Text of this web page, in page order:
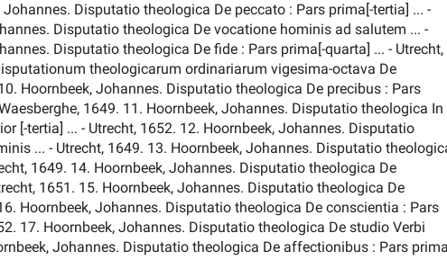
Disputatio theologica De peccato : Pars prima[-tertia] ... -
Disputatio theologica De vocatione hominis ad salutem ... -
Disputatio theologica De fide : Pars prima[-quarta] ... - Utrecht,
theologicarum ordinariarum vigesima-octava De
Hoornbeek, Johannes. Disputatio theologica De precibus : Pars
1649. 11. Hoornbeek, Johannes. Disputatio theologica In
[-tertia] ... - Utrecht, 1652. 12. Hoornbeek, Johannes. Disputatio
... - Utrecht, 1649. 13. Hoornbeek, Johannes. Disputatio
1649. 14. Hoornbeek, Johannes. Disputatio theologica De
1651. 15. Hoornbeek, Johannes. Disputatio theologica De
Hoornbeek, Johannes. Disputatio theologica De conscientia : Pars
17. Hoornbeek, Johannes. Disputatio theologica De studio Verbi
Johannes. Disputatio theologica De affectionibus : Pars